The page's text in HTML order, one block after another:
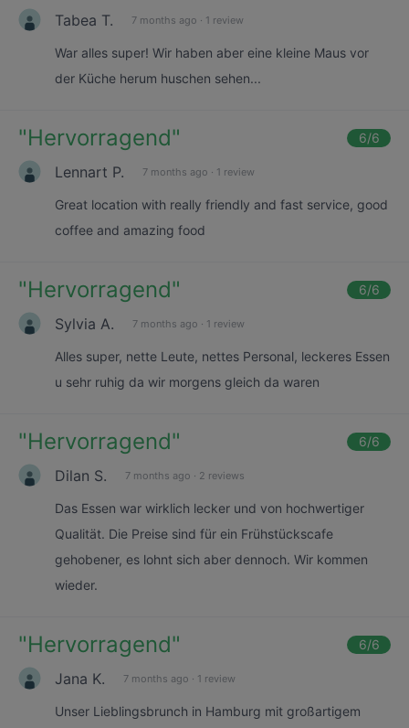
Tabea T. 7 months ago · 1 review
War alles super! Wir haben aber eine kleine Maus vor
der Küche herum huschen sehen...
"Hervorragend" 6/6
Lennart P. 7 months ago · 1 review
Great location with really friendly and fast service, good
coffee and amazing food
"Hervorragend" 6/6
Sylvia A. 7 months ago · 1 review
Alles super, nette Leute, nettes Personal, leckeres Essen
u sehr ruhig da wir morgens gleich da waren
"Hervorragend" 6/6
Dilan S. 7 months ago · 2 reviews
Das Essen war wirklich lecker und von hochwertiger
Qualität. Die Preise sind für ein Frühstückscafe
gehobener, es lohnt sich aber dennoch. Wir kommen
wieder.
"Hervorragend" 6/6
Jana K. 7 months ago · 1 review
Unser Lieblingsbrunch in Hamburg mit großartigem